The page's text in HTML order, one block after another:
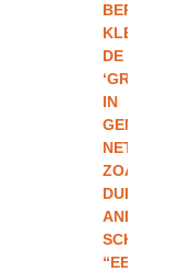
BERNARD
KLEEDT
DE
IN
GENT,
NET
ZOALS
ANDERE
“EEN